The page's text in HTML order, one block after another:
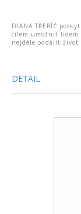
DIANA TŘEBÍČ
cílem umožnit lidem
nejdéle oddálit život
DETAIL